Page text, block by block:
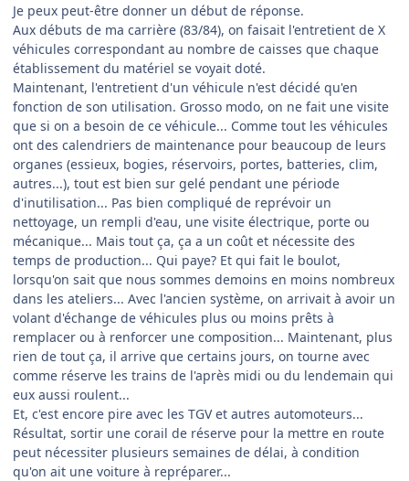
Je peux peut-être donner un début de réponse.
Aux débuts de ma carrière (83/84), on faisait l'entretient de X
véhicules correspondant au nombre de caisses que chaque
établissement du matériel se voyait doté.
Maintenant, l'entretient d'un véhicule n'est décidé qu'en
fonction de son utilisation. Grosso modo, on ne fait une visite
que si on a besoin de ce véhicule... Comme tout les véhicules
ont des calendriers de maintenance pour beaucoup de leurs
organes (essieux, bogies, réservoirs, portes, batteries, clim,
autres...), tout est bien sur gelé pendant une période
d'inutilisation... Pas bien compliqué de reprévoir un
nettoyage, un rempli d'eau, une visite électrique, porte ou
mécanique... Mais tout ça, ça a un coût et nécessite des
temps de production... Qui paye? Et qui fait le boulot,
lorsqu'on sait que nous sommes demoins en moins nombreux
dans les ateliers... Avec l'ancien système, on arrivait à avoir un
volant d'échange de véhicules plus ou moins prêts à
remplacer ou à renforcer une composition... Maintenant, plus
rien de tout ça, il arrive que certains jours, on tourne avec
comme réserve les trains de l'après midi ou du lendemain qui
eux aussi roulent...
Et, c'est encore pire avec les TGV et autres automoteurs...
Résultat, sortir une corail de réserve pour la mettre en route
peut nécessiter plusieurs semaines de délai, à condition
qu'on ait une voiture à repréparer...